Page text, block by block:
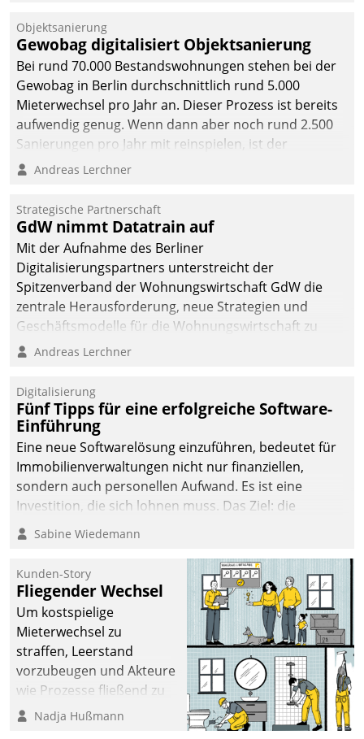
Objektsanierung
Gewobag digitalisiert Objektsanierung
Bei rund 70.000 Bestandswohnungen stehen bei der
Gewobag in Berlin durchschnittlich rund 5.000
Mieterwechsel pro Jahr an. Dieser Prozess ist bereits
aufwendig genug. Wenn dann aber noch rund 2.500
Sanierungen pro Jahr mit reinspielen, ist der
Betreuungs- und Organisationsaufwand immens. Im
kommunale Wohnungsbauunternehmen daher
gemeinsam mit der Berliner Datatrain GmbH den
Teilprozess der Objektsanierung digitalisiert.
Andreas Lerchner
Strategische Partnerschaft
GdW nimmt Datatrain auf
Mit der Aufnahme des Berliner
Digitalisierungspartners unterstreicht der
Spitzenverband der Wohnungswirtschaft GdW die
zentrale Herausforderung, neue Strategien und
Geschäftsmodelle für die Wohnungswirtschaft zu
entwickeln.
Andreas Lerchner
Digitalisierung
Fünf Tipps für eine erfolgreiche Software-
Einführung
Eine neue Softwarelösung einzuführen, bedeutet für
Immobilienverwaltungen nicht nur finanziellen,
sondern auch personellen Aufwand. Es ist eine
Investition, die sich lohnen muss. Das Ziel: die
nachhaltige Optimierung der Geschäftsabläufe. Damit
dieses Ziel erreicht wird, sollten einige Grundregeln
Sabine Wiedemann
Kunden-Story
Fliegender Wechsel
Um kostspielige
Mieterwechsel zu
straffen, Leerstand
vorzubeugen und Akteure
wie Prozesse fließend zu
vernetzen, nutzt die
Nadja Hußmann